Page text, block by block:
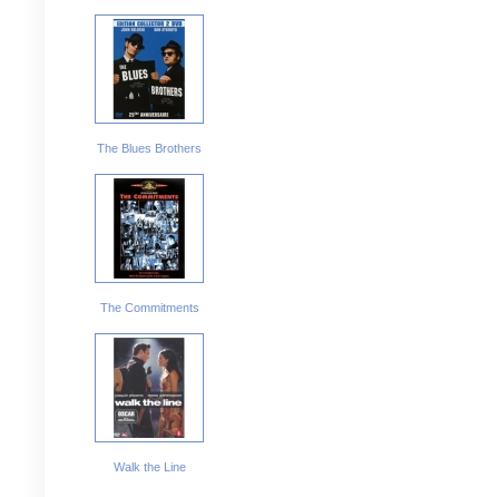
The Blues Brothers
The Commitments
Walk the Line